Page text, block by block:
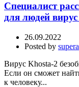
Специалист
для людей
26.09.2022
Posted by
Вирус Khosta-2
Если он сможет
к человеку...